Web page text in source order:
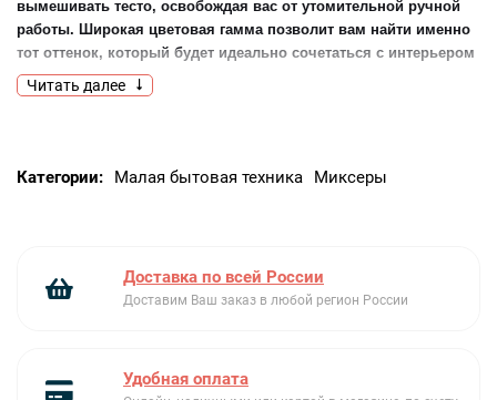
вымешивать тесто, освобождая вас от утомительной ручной
работы. Широкая цветовая гамма позволит вам найти именно
тот оттенок, который будет идеально сочетаться с интерьером
вашей кухни. Чтобы сделать миксер еще более
функциональным, используйте специальный привод для
позволят вам обрабатывать мясные продукты и овощи,
линиями доступен более чем в 20 различных расцветках,
среди которых вы точно найдете свой любимый цвет. Миксер
Читать далее
Категории: Малая бытовая техника Миксеры
Доставка по всей России
Доставим Ваш заказ в любой регион России
Удобная оплата